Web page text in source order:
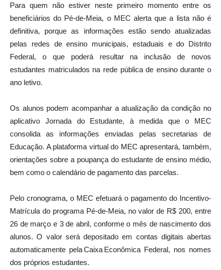
Para quem não estiver neste primeiro momento entre os
beneficiários do Pé-de-Meia, o MEC alerta que a lista não é
definitiva, porque as informações estão sendo atualizadas
pelas redes de ensino municipais, estaduais e do Distrito
Federal, o que poderá resultar na inclusão de novos
estudantes matriculados na rede pública de ensino durante o
ano letivo.
Os alunos podem acompanhar a atualização da condição no
aplicativo Jornada do Estudante, à medida que o MEC
consolida as informações enviadas pelas secretarias de
Educação. A plataforma virtual do MEC apresentará, também,
orientações sobre a poupança do estudante de ensino médio,
bem como o calendário de pagamento das parcelas.
Pelo cronograma, o MEC efetuará o pagamento do Incentivo-
Matrícula do programa Pé-de-Meia, no valor de R$ 200, entre
26 de março e 3 de abril, conforme o mês de nascimento dos
alunos. O valor será depositado em contas digitais abertas
automaticamente pela Caixa Econômica Federal, nos nomes
dos próprios estudantes.